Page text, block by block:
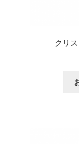
クリ